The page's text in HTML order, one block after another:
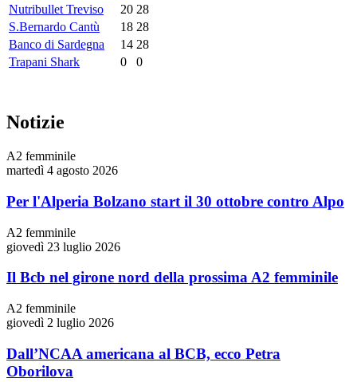
Nutribullet Treviso
20 28
S.Bernardo Cantù
18 28
Banco di Sardegna
14 28
Trapani Shark
0 0
Notizie
A2 femminile
martedì 4 agosto 2026
Per l'Alperia Bolzano start il 30 ottobre contro Alpo
A2 femminile
giovedì 23 luglio 2026
Il Bcb nel girone nord della prossima A2 femminile
A2 femminile
giovedì 2 luglio 2026
Dall’NCAA americana al BCB, ecco Petra
Oborilova